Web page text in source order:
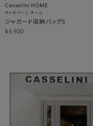
Casselini HOME
キャセリーニ ホーム
ジャガード収納バッグS
¥6,930